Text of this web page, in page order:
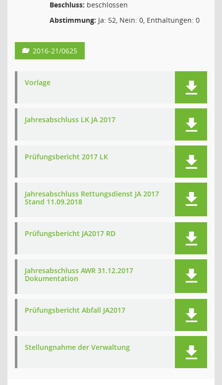
Beschluss: beschlossen
Abstimmung: Ja: 52, Nein: 0, Enthaltungen: 0
2016-21/0625
Vorlage
Jahresabschluss LK JA 2017
Prüfungsbericht 2017 LK
Jahresabschluss Rettungsdienst JA 2017
Stand 11.09.2018
Prüfungsbericht JA2017 RD
Jahresabschluss AWR 31.12.2017
Dokumentation
Prüfungsbericht Abfall JA2017
Stellungnahme der Verwaltung